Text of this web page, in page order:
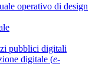
operativo di design
pubblici digitali
digitale (e-